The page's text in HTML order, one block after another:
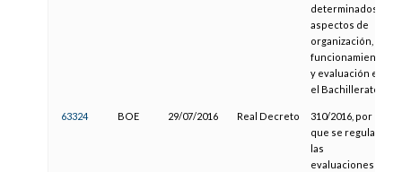
determinados
aspectos de
organización,
funcionamiento
y evaluación en
el Bachillerato
63324 BOE 29/07/2016 Real Decreto
310/2016, por el
que se regulan
las
evaluaciones